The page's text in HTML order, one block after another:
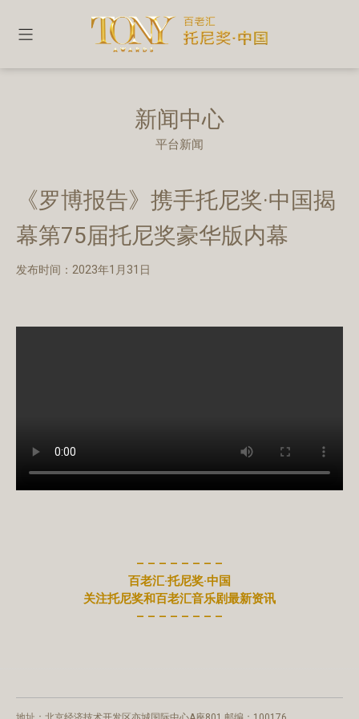
新闻中心
平台新闻
《罗博报告》携手托尼奖·中国揭
幕第75届托尼奖豪华版内幕
发布时间：2023年1月31日
– – – – – – – –
百老汇·托尼奖·中国
关注托尼奖和百老汇音乐剧最新资讯
– – – – – – – –